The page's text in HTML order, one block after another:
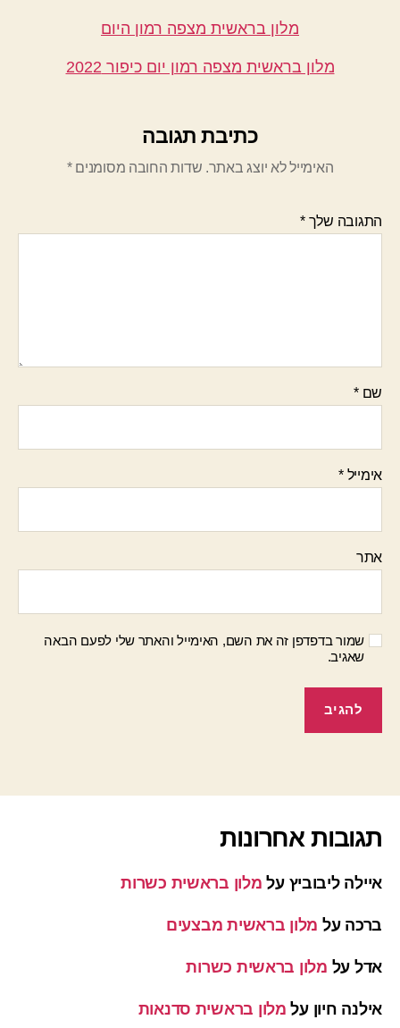
מלון בראשית מצפה רמון היום
מלון בראשית מצפה רמון יום כיפור 2022
כתיבת תגובה
האימייל לא יוצג באתר. שדות החובה מסומנים*
התגובה שלך*
שם*
אימייל*
אתר
שמור בדפדפן זה את השם, האימייל והאתר שלי לפעם הבאה
שאגיב.
תגובות אחרונות
איילה ליבוביץ על מלון בראשית כשרות
ברכה על מלון בראשית מבצעים
אדל על מלון בראשית כשרות
אילנה חיון על מלון בראשית סדנאות